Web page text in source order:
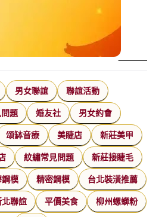
男女聯誼 聯誼活動
題 婚友社 男女約會
頌缽音療 美睫店 新莊美甲
紋繡常見問題 新莊接睫毛
鋼模 精密鋼模 台北裝潢推薦
北聯誼 平價美食 柳州螺螄粉